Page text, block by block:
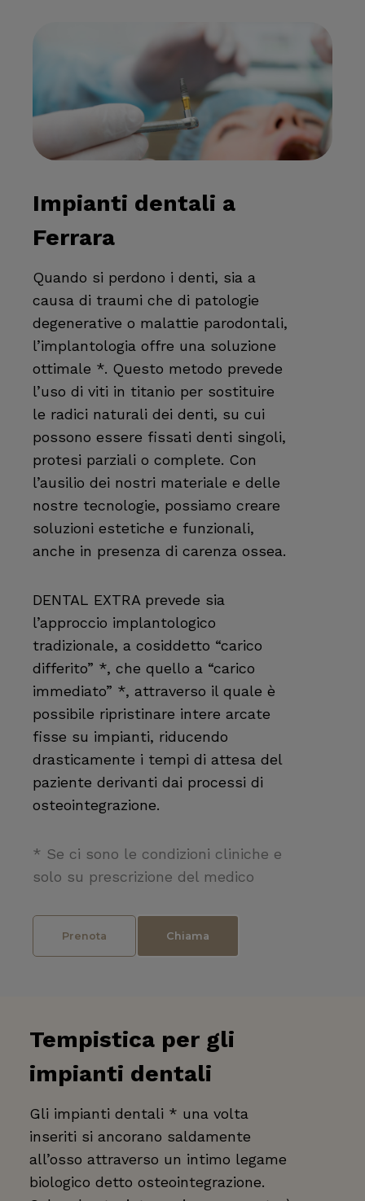
Impianti dentali a
Ferrara
Quando si perdono i denti, sia a
causa di traumi che di patologie
degenerative o malattie parodontali,
l’implantologia offre una soluzione
ottimale *. Questo metodo prevede
l’uso di viti in titanio per sostituire
le radici naturali dei denti, su cui
possono essere fissati denti singoli,
protesi parziali o complete. Con
l’ausilio dei nostri materiale e delle
nostre tecnologie, possiamo creare
soluzioni estetiche e funzionali,
anche in presenza di carenza ossea.
DENTAL EXTRA prevede sia
l’approccio implantologico
tradizionale, a cosiddetto “carico
differito” *, che quello a “carico
immediato” *, attraverso il quale è
possibile ripristinare intere arcate
fisse su impianti, riducendo
drasticamente i tempi di attesa del
paziente derivanti dai processi di
osteointegrazione.
* Se ci sono le condizioni cliniche e
solo su prescrizione del medico
Prenota Chiama
Tempistica per gli
impianti dentali
Gli impianti dentali * una volta
inseriti si ancorano saldamente
all’osso attraverso un intimo legame
biologico detto osteointegrazione.